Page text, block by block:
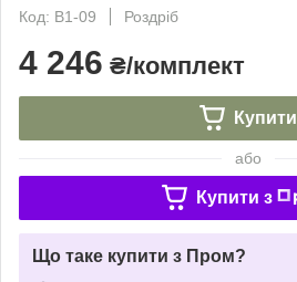
Код: B1-09
Роздріб
4 246 ₴/комплект
Купити
або
Купити з
Що таке купити з Пром?